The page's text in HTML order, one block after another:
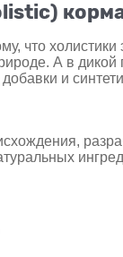
что
А в
и